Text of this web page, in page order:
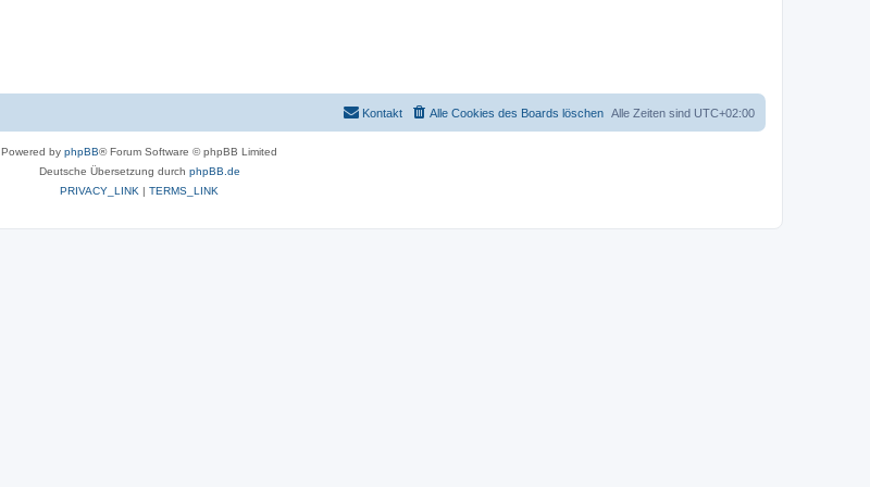
Alle Zeiten sind UTC+02:00
Alle Cookies des Boards löschen
Kontakt
Powered by phpBB® Forum Software © phpBB Limited
Deutsche Übersetzung durch phpBB.de
PRIVACY_LINK | TERMS_LINK